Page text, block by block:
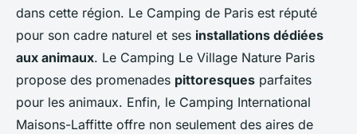
dans cette région. Le Camping de Paris est réputé
pour son cadre naturel et ses installations dédiées
aux animaux. Le Camping Le Village Nature Paris
propose des promenades pittoresques parfaites
pour les animaux. Enfin, le Camping International
Maisons-Laffitte offre non seulement des aires de